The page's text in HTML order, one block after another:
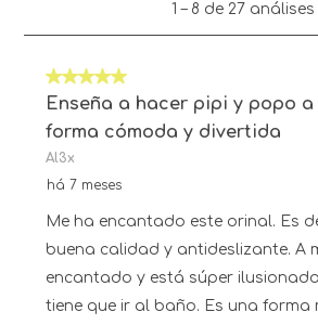
8
análises.
1 – 8 de 27 análises
5 em 5 estrelas.
Enseña a hacer pipi y popo
forma cómoda y divertida
Al3x
há 7 meses
Me ha encantado este orinal. Es
buena calidad y antideslizante. A
encantado y está súper
tiene que ir al baño. Es una forma